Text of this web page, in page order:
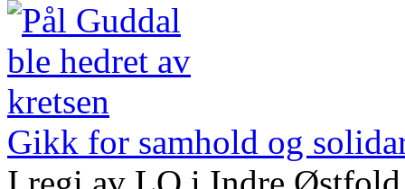
Gikk for samhold og